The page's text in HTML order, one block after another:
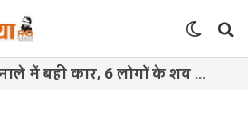
Switch
skin
राजगढ़ में उफनते नाले में बही कार, 6 लोगों के शव मिले; 2 अब भी लापता, 3 को बचाया गया